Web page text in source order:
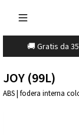
🚚 Gratis da
JOY (99L)
ABS | fodera interna